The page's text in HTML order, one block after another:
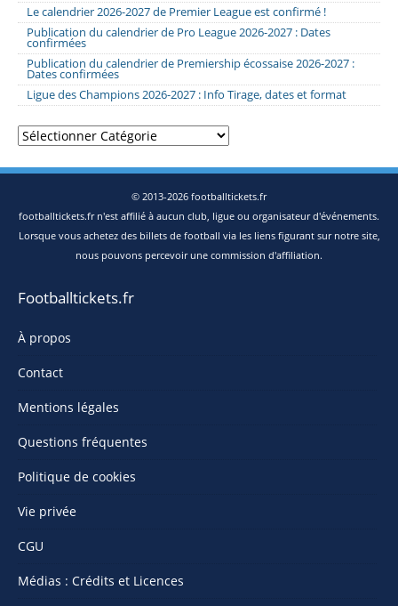
Le calendrier 2026-2027 de Premier League est confirmé !
Publication du calendrier de Pro League 2026-2027 : Dates
confirmées
Publication du calendrier de Premiership écossaise 2026-2027 :
Dates confirmées
Ligue des Champions 2026-2027 : Info Tirage, dates et format
Catégories
© 2013-2026 footballtickets.fr
footballtickets.fr n'est affilié à aucun club, ligue ou organisateur d'événements.
Lorsque vous achetez des billets de football via les liens figurant sur notre site,
nous pouvons percevoir une commission d'affiliation.
Footballtickets.fr
À propos
Contact
Mentions légales
Questions fréquentes
Politique de cookies
Vie privée
CGU
Médias : Crédits et Licences